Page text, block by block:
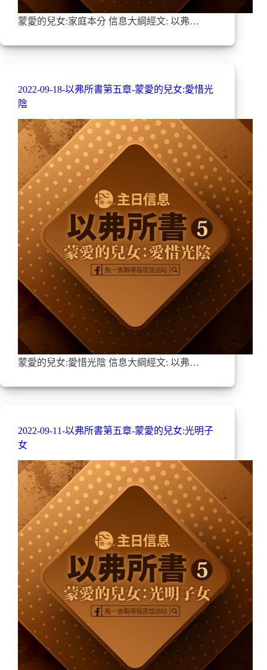
蒙愛的兒女:家庭本分 信息大綱經文: 以弗…
2022-09-18-以弗所書第五章-蒙愛的兒女:愛惜光
陰
蒙愛的兒女:愛惜光陰 信息大綱經文: 以弗…
2022-09-11-以弗所書第五章-蒙愛的兒女:光明子
女